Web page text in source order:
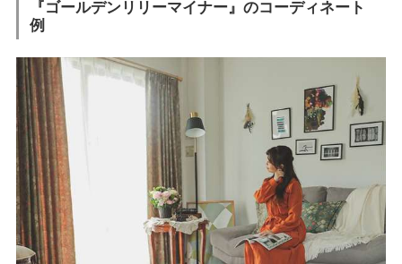
『ゴールデンリリーマイナー』のコーディネート
例